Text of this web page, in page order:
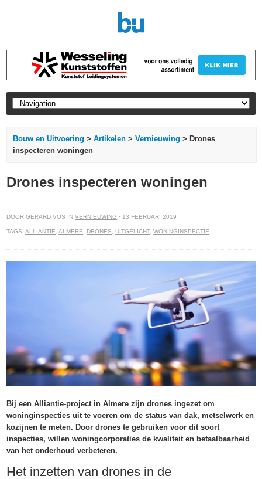
Bouw en Uitvoering >Artikelen >Vernieuwing > Drones
inspecteren woningen
Drones inspecteren woningen
DOOR GERARD VOS INVERNIEUWING · 13 FEBRUARI 2019
TAGS:ALLIANTIE,ALMERE, DRONES,UITGELICHT,WONINGINSPECTIE
Bij een Alliantie-project in Almere zijn drones ingezet om
woninginspecties uit te voeren om de status van dak, metselwerk en
kozijnen te meten. Door drones te gebruiken voor dit soort
inspecties, willen woningcorporaties de kwaliteit en betaalbaarheid
van het onderhoud verbeteren.
Het inzetten van drones in de